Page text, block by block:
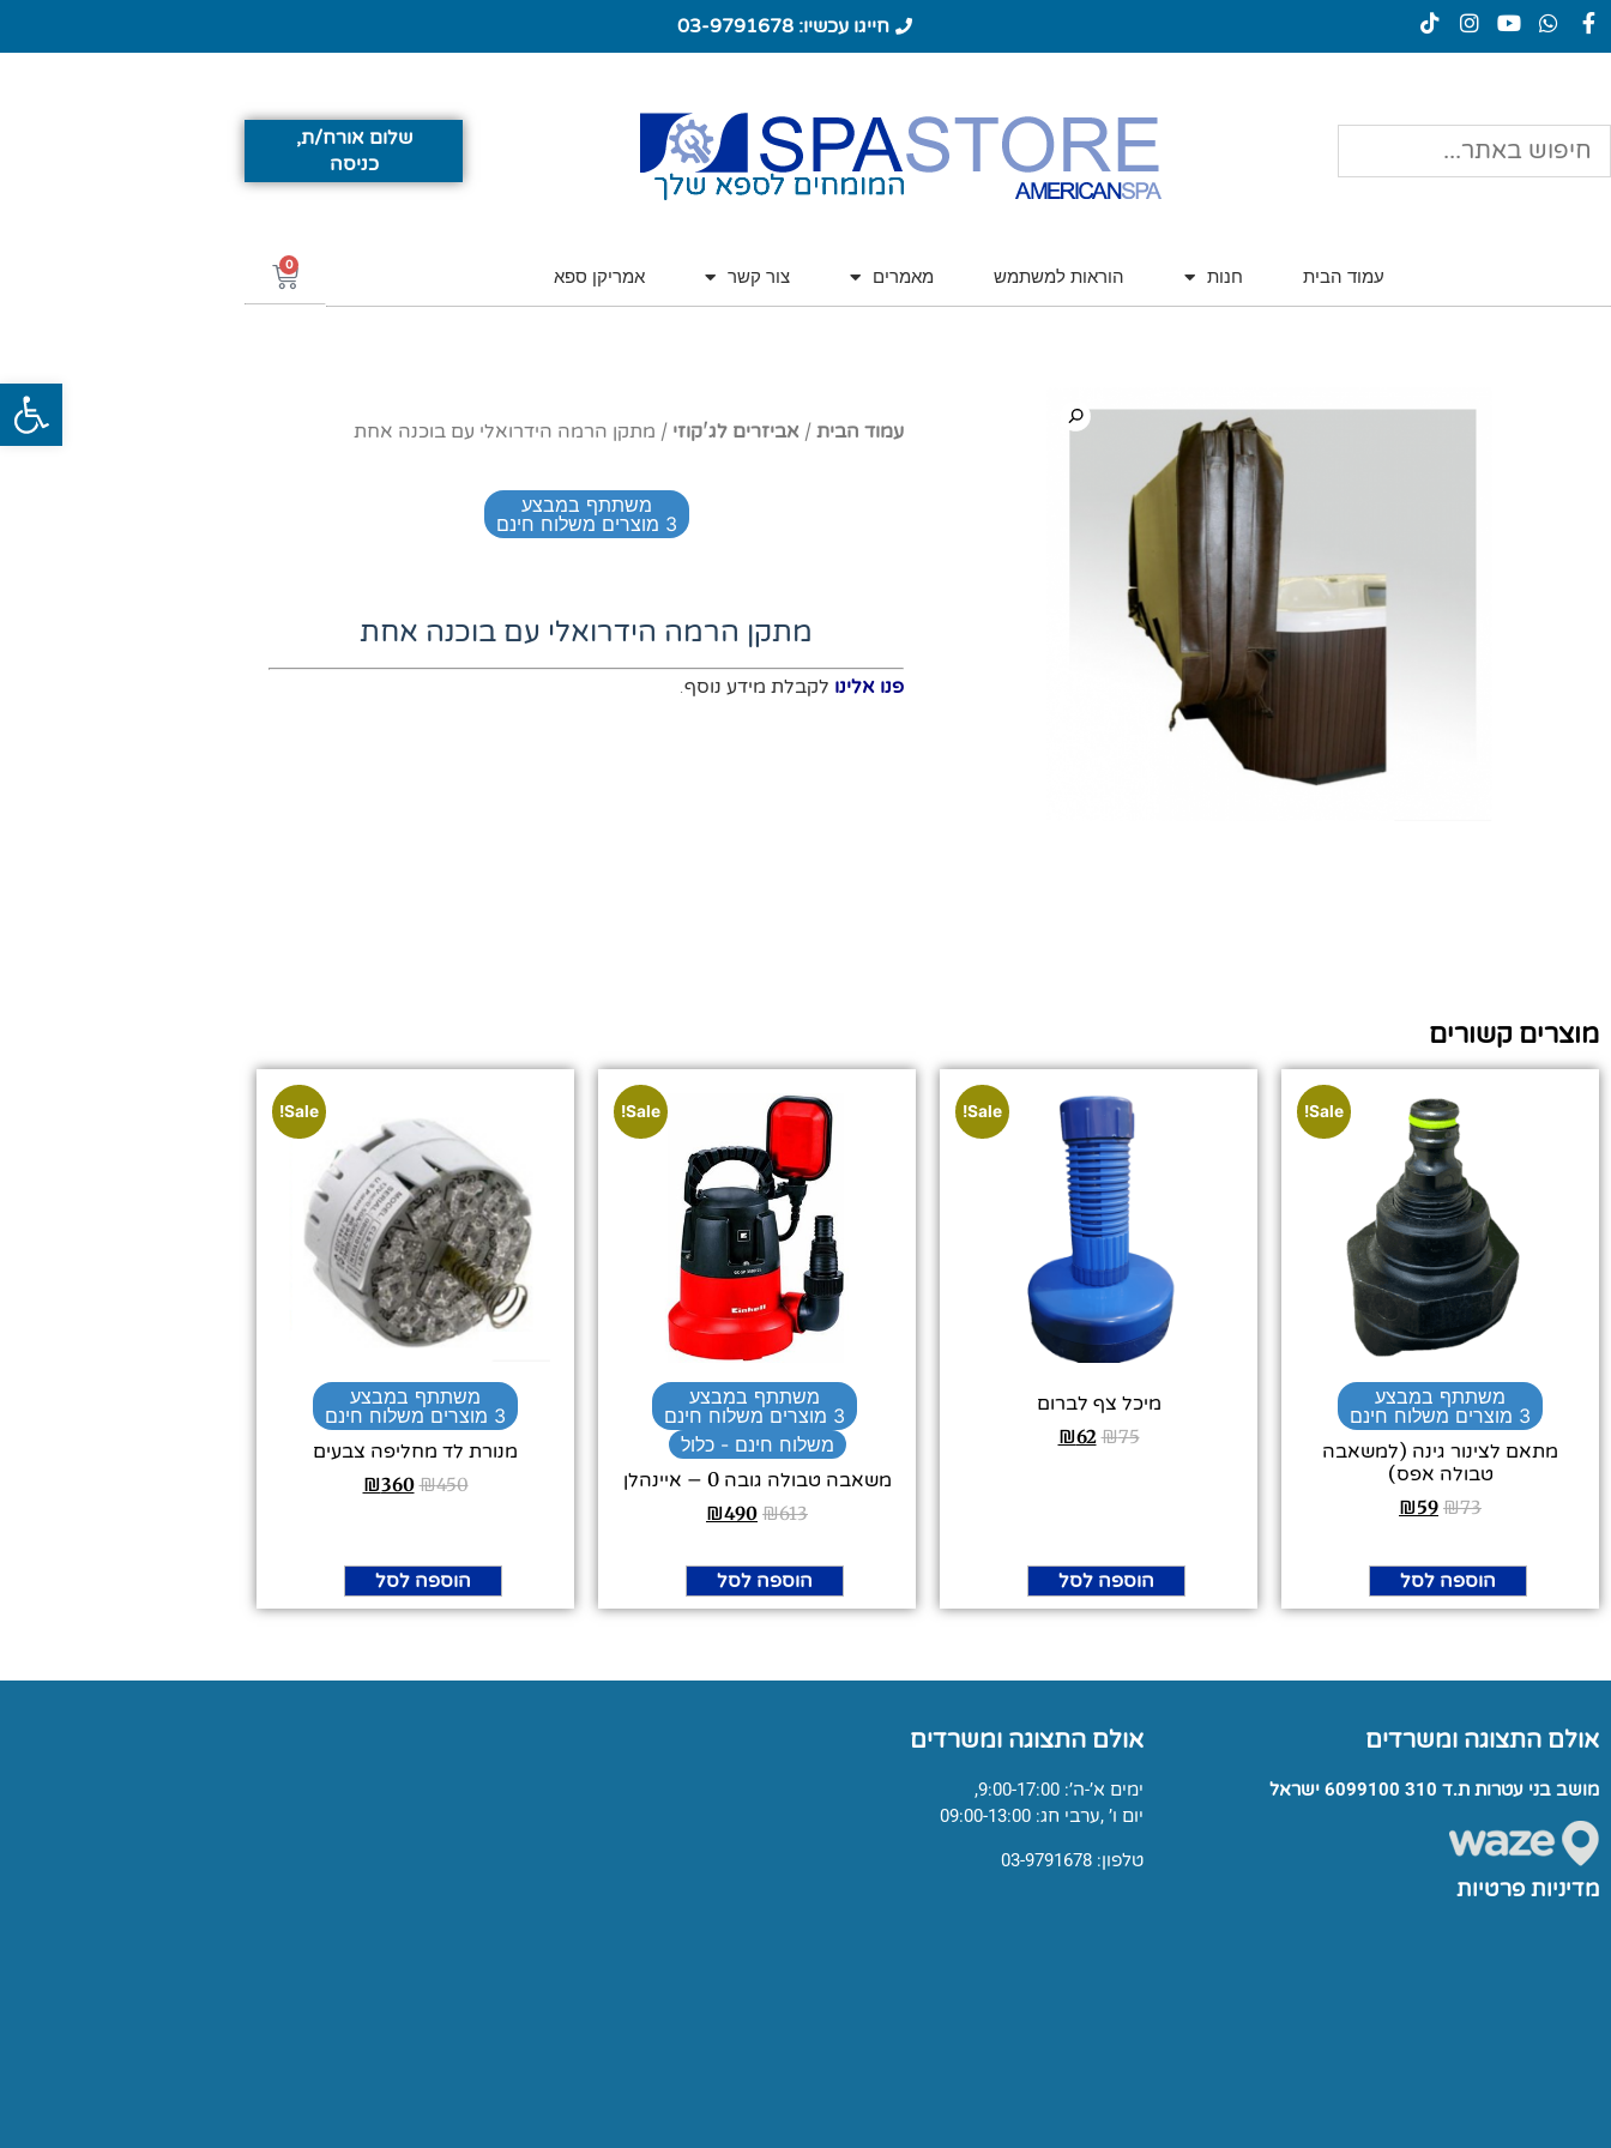
פתח
חייגו עכשיו: 03-9791678
שלום אורח/ת,
כניסה
עמוד הבית חנות הוראות למשתמש מאמרים צור קשר אמריקן ספא
0
עמוד הבית / אביזרים לג'קוזי / מתקן הרמה הידרואלי עם בוכנה אחת
משתתף במבצע
3 מוצרים משלוח חינם
מתקן הרמה הידרואלי עם בוכנה אחת
פנו אלינו לקבלת מידע נוסף.
מוצרים קשורים
Sale!
משתתף במבצע
3 מוצרים משלוח חינם
מתאם לצינור גינה (למשאבה
טבולה אפס)
₪73
₪59
הוספה לסל
Sale!
מיכל צף לברום
₪75
₪62
הוספה לסל
Sale!
משתתף במבצע
3 מוצרים משלוח חינם
משלוח חינם - כלול
משאבה טבולה גובה 0 – איינהלן
₪613
₪490
הוספה לסל
Sale!
משתתף במבצע
3 מוצרים משלוח חינם
מנורת לד מחליפה צבעים
₪450
₪360
הוספה לסל
אולם התצוגה ומשרדים
מושב בני עטרות ת.ד 310 6099100 ישראל
מדיניות פרטיות
אולם התצוגה ומשרדים
ימים א’-ה’: 9:00-17:00,
יום ו’ ,ערבי חג: 09:00-13:00
טלפון: 03-9791678